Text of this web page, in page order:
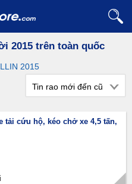
2015 trên toàn quốc
2015
Tin rao mới đến cũ
tải cứu hộ, kéo chở xe 4,5 tấn,